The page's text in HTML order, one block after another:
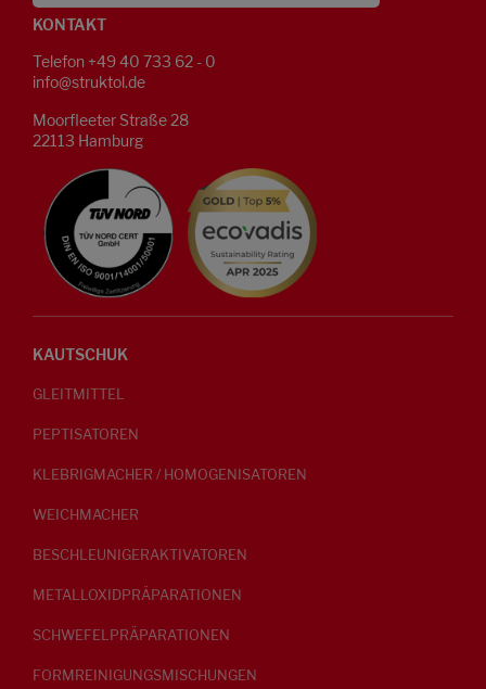
KONTAKT
Telefon +49 40 733 62 - 0
info@struktol.de
Moorfleeter Straße 28
22113 Hamburg
KAUTSCHUK
GLEITMITTEL
PEPTISATOREN
KLEBRIGMACHER / HOMOGENISATOREN
WEICHMACHER
BESCHLEUNIGERAKTIVATOREN
METALLOXIDPRÄPARATIONEN
SCHWEFELPRÄPARATIONEN
FORMREINIGUNGSMISCHUNGEN